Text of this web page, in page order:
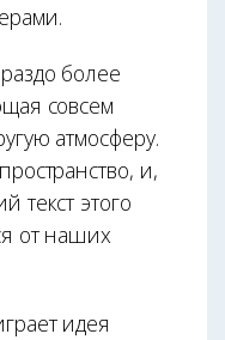
более
совсем
атмосферу.
и,
текст этого
от наших
идея